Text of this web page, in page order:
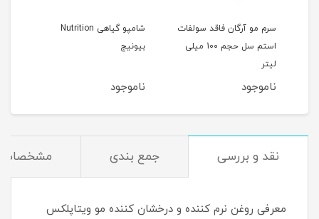
سرم مو آرگان فاقد سولفات
استم سل حجم 100 میلی
لیتر
ناموجود
شامپو گیاهی Nutrition
بیونیج
ناموجود
نقد و بررسی جمع بندی مشخصات
معرفی روغن نرم کننده و درخشان کننده مو ویتاپلکس